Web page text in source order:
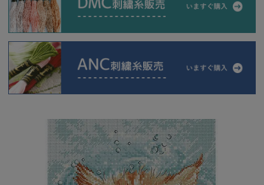
当店について
よくあるご質問
ご利用ガイド
返品特約について
新規会員登録